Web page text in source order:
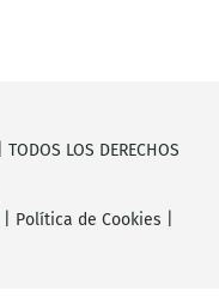
| TODOS LOS DERECHOS
Política de Cookies